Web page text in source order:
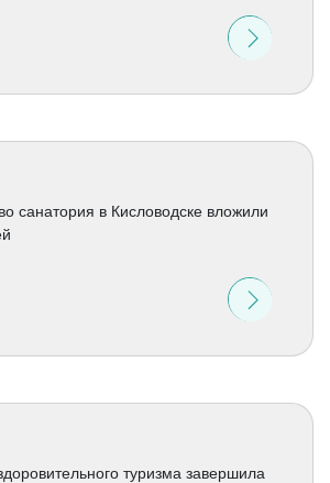
санатория в Кисловодске вложили
туризма завершила